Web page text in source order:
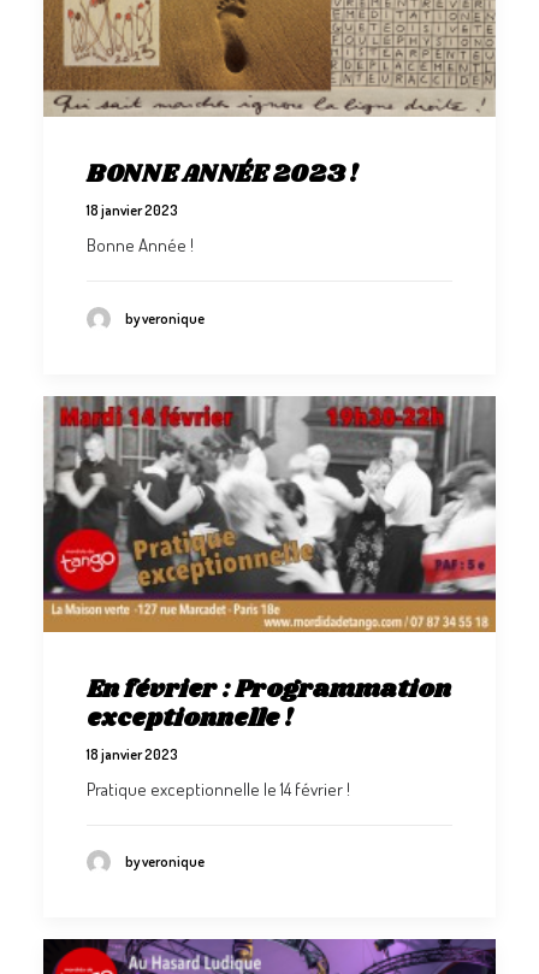
BONNE ANNÉE 2023 !
18 janvier 2023
Bonne Année !
by veronique
En février : Programmation
exceptionnelle !
18 janvier 2023
Pratique exceptionnelle le 14 février !
by veronique